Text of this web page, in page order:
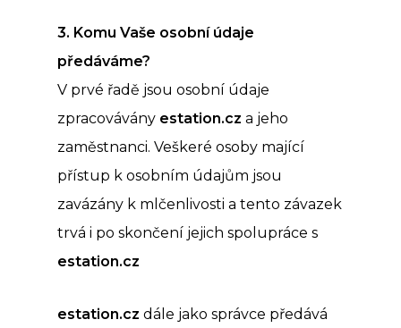
3. Komu Vaše osobní údaje
předáváme?
V prvé řadě jsou osobní údaje
zpracovávány estation.cz a jeho
zaměstnanci. Veškeré osoby mající
přístup k osobním údajům jsou
zavázány k mlčenlivosti a tento závazek
trvá i po skončení jejich spolupráce s
estation.cz
estation.cz dále jako správce předává